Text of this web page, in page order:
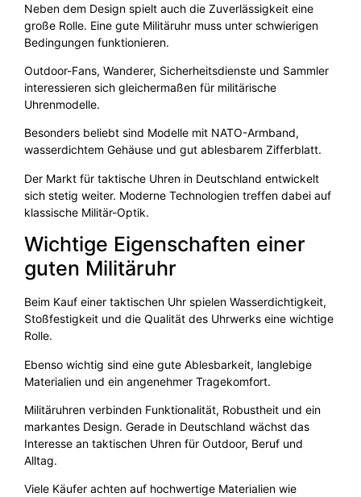
Neben dem Design spielt auch die Zuverlässigkeit eine
große Rolle. Eine gute Militäruhr muss unter schwierigen
Bedingungen funktionieren.
Outdoor-Fans, Wanderer, Sicherheitsdienste und Sammler
interessieren sich gleichermaßen für militärische
Uhrenmodelle.
Besonders beliebt sind Modelle mit NATO-Armband,
wasserdichtem Gehäuse und gut ablesbarem Zifferblatt.
Der Markt für taktische Uhren in Deutschland entwickelt
sich stetig weiter. Moderne Technologien treffen dabei auf
klassische Militär-Optik.
Wichtige Eigenschaften einer
guten Militäruhr
Beim Kauf einer taktischen Uhr spielen Wasserdichtigkeit,
Stoßfestigkeit und die Qualität des Uhrwerks eine wichtige
Rolle.
Ebenso wichtig sind eine gute Ablesbarkeit, langlebige
Materialien und ein angenehmer Tragekomfort.
Militäruhren verbinden Funktionalität, Robustheit und ein
markantes Design. Gerade in Deutschland wächst das
Interesse an taktischen Uhren für Outdoor, Beruf und
Alltag.
Viele Käufer achten auf hochwertige Materialien wie